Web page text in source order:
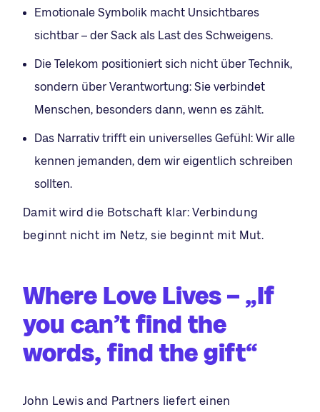
Emotionale Symbolik macht Unsichtbares
sichtbar – der Sack als Last des Schweigens.
Die Telekom positioniert sich nicht über Technik,
sondern über Verantwortung: Sie verbindet
Menschen, besonders dann, wenn es zählt.
Das Narrativ trifft ein universelles Gefühl: Wir alle
kennen jemanden, dem wir eigentlich schreiben
sollten.
Damit wird die Botschaft klar: Verbindung
beginnt nicht im Netz, sie beginnt mit Mut.
Where Love Lives – „If
you can’t find the
words, find the gift“
John Lewis and Partners liefert einen